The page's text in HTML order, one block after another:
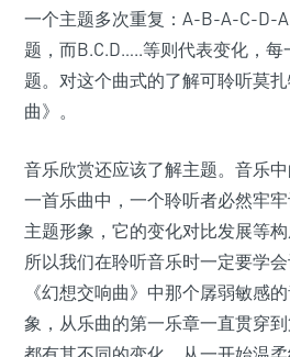
一个主题多次重复：A-B-A-C-D-
题，而B.C.D…..等则代表变化，
题。对这个曲式的了解可聆听莫
曲》。
音乐欣赏还应该了解主题。音乐
一首乐曲中，一个聆听者必然牢
主题形象，它的变化对比发展等构
所以我们在聆听音乐时一定要学
《幻想交响曲》中那个孱弱敏感
象，从乐曲的第一乐章一直贯穿